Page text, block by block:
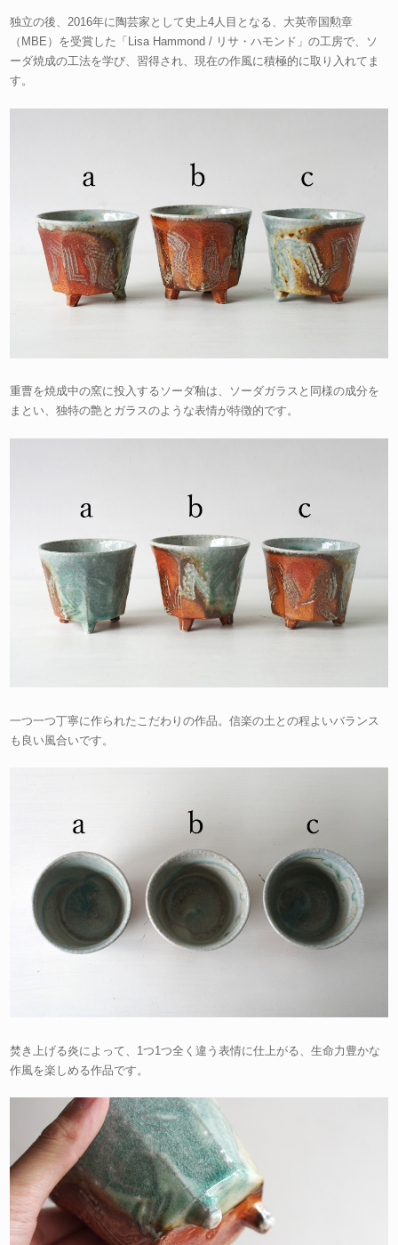
独立の後、2016年に陶芸家として史上4人目となる、大英帝国勲章
（MBE）を受賞した「Lisa Hammond / リサ・ハモンド」の工房で、ソ
ーダ焼成の工法を学び、習得され、現在の作風に積極的に取り入れてま
す。
重曹を焼成中の窯に投入するソーダ釉は、ソーダガラスと同様の成分を
まとい、独特の艶とガラスのような表情が特徴的です。
一つ一つ丁寧に作られたこだわりの作品。信楽の土との程よいバランス
も良い風合いです。
焚き上げる炎によって、1つ1つ全く違う表情に仕上がる、生命力豊かな
作風を楽しめる作品です。